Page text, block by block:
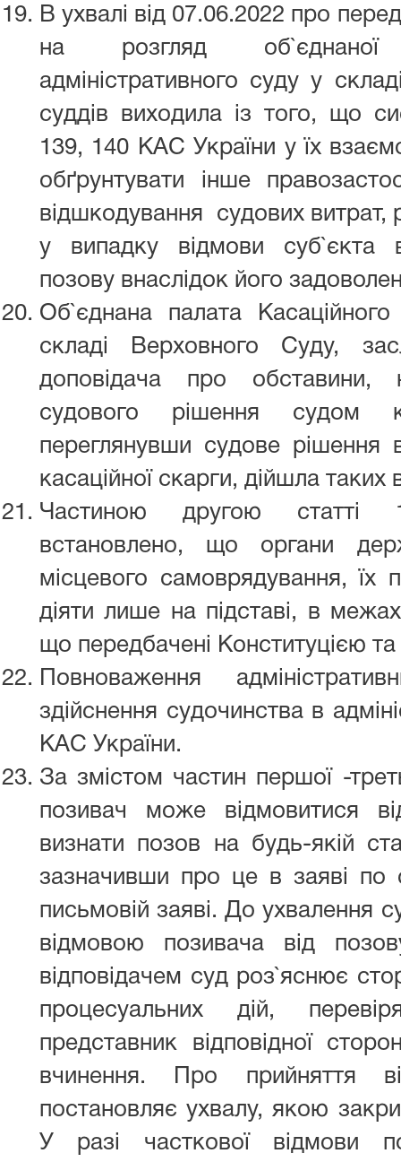
В ухвалі від 07.06.2022 про
на розгляд об`єднаної
адміністративного суду у
суддів виходила із того, що
139, 140 КАС України у їх
обґрунтувати інше
відшкодування судових витрат,
у випадку відмови суб`єкта
позову внаслідок його
Об`єднана палата Касаційного
складі Верховного Суду,
доповідача про обставини,
судового рішення судом
переглянувши судове
касаційної скарги, дійшла таких
Частиною другою статті
встановлено, що органи
місцевого самоврядування, їх
діяти лише на підставі, в
що передбачені Конституцією
Повноваження
здійснення судочинства в
КАС України.
За змістом частин першої -
позивач може відмовитися
визнати позов на будь-якій
зазначивши про це в заяві по
письмовій заяві. До ухвалення
відмовою позивача від
відповідачем суд роз`яснює
процесуальних дій,
представник відповідної
вчинення. Про прийняття
постановляє ухвалу, якою
У разі часткової відмови